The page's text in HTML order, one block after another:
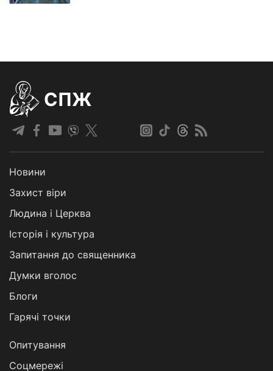
СПЖ
Новини
Захист віри
Людина і Церква
Історія і культура
Запитання до священника
Думки вголос
Блоги
Гарячі точки
Опитування
Соцмережі